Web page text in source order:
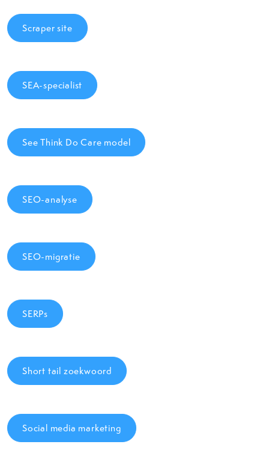
Scraper site
SEA-specialist
See Think Do Care model
SEO-analyse
SEO-migratie
SERPs
Short tail zoekwoord
Social media marketing